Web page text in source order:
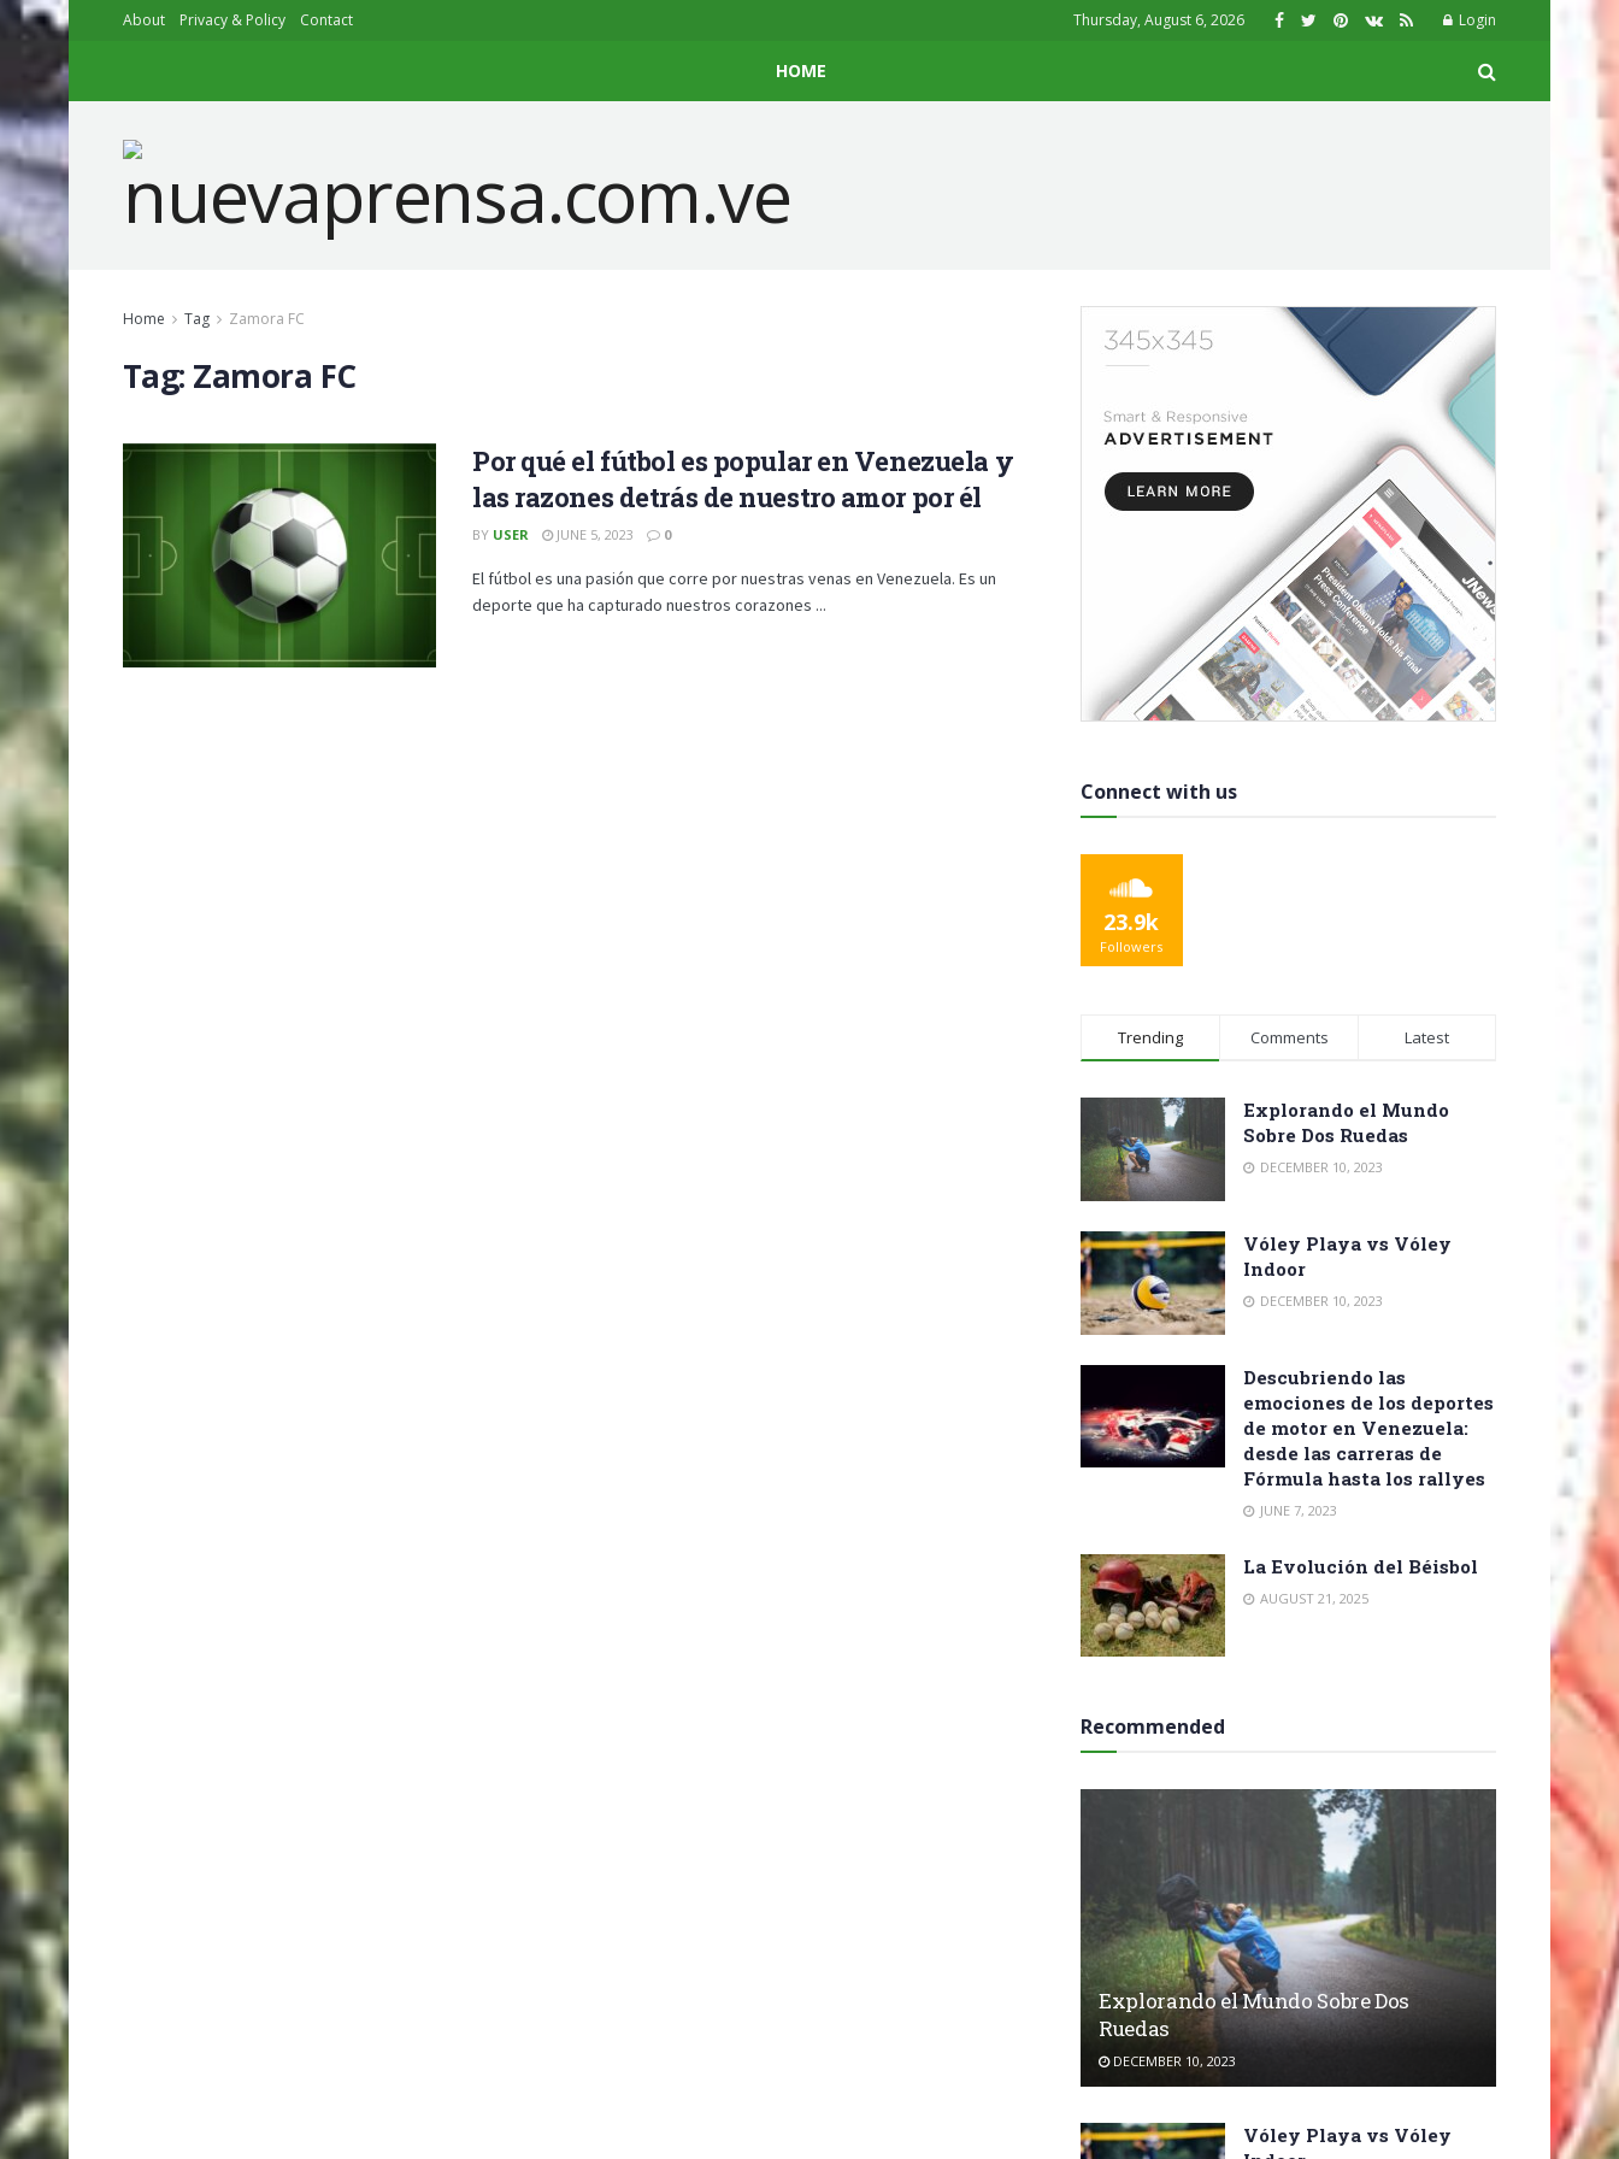
About Privacy & Policy Contact Thursday, August 6, 2026 Login
HOME
Home Tag Zamora FC
Tag: Zamora FC
Por qué el fútbol es popular en Venezuela y
las razones detrás de nuestro amor por él
BY USER JUNE 5, 2023 0
El fútbol es una pasión que corre por nuestras venas en Venezuela. Es un
deporte que ha capturado nuestros corazones ...
Connect with us
23.9k
Followers
Trending Comments Latest
Explorando el Mundo
Sobre Dos Ruedas
DECEMBER 10, 2023
Vóley Playa vs Vóley
Indoor
DECEMBER 10, 2023
Descubriendo las
emociones de los deportes
de motor en Venezuela:
desde las carreras de
Fórmula hasta los rallyes
JUNE 7, 2023
La Evolución del Béisbol
AUGUST 21, 2025
Recommended
Explorando el Mundo Sobre Dos
Ruedas
DECEMBER 10, 2023
Vóley Playa vs Vóley